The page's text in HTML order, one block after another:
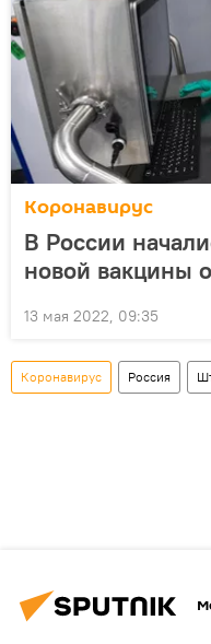
Коронавирус
В России
новой вакцины
13 мая 2022, 09:35
Коронавирус Россия